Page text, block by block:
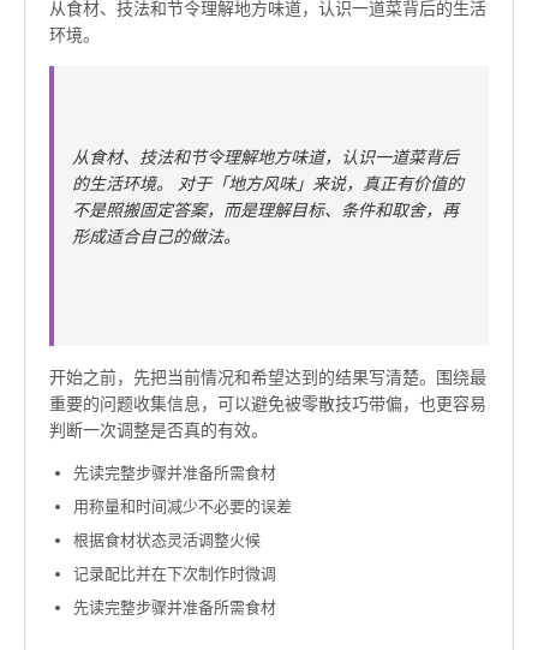
从食材、技法和节令理解地方味道，认识一道菜背后的生活
环境。
从食材、技法和节令理解地方味道，认识一道菜背后
的生活环境。 对于「地方风味」来说，真正有价值的
不是照搬固定答案，而是理解目标、条件和取舍，再
形成适合自己的做法。
开始之前，先把当前情况和希望达到的结果写清楚。围绕最
重要的问题收集信息，可以避免被零散技巧带偏，也更容易
判断一次调整是否真的有效。
先读完整步骤并准备所需食材
用称量和时间减少不必要的误差
根据食材状态灵活调整火候
记录配比并在下次制作时微调
先读完整步骤并准备所需食材